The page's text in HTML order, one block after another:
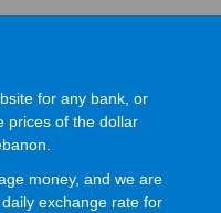
for any bank, or
prices of the dollar
money, and we are
exchange rate for